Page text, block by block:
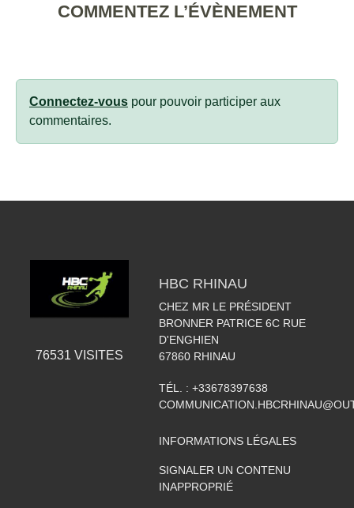
COMMENTEZ L’ÉVÈNEMENT
Connectez-vous pour pouvoir participer aux
commentaires.
76531 VISITES
HBC RHINAU
CHEZ MR LE PRÉSIDENT
BRONNER PATRICE 6C RUE
D'ENGHIEN
67860 RHINAU
TÉL. : +33678397638
INFORMATIONS LÉGALES
SIGNALER UN CONTENU
INAPPROPRIÉ